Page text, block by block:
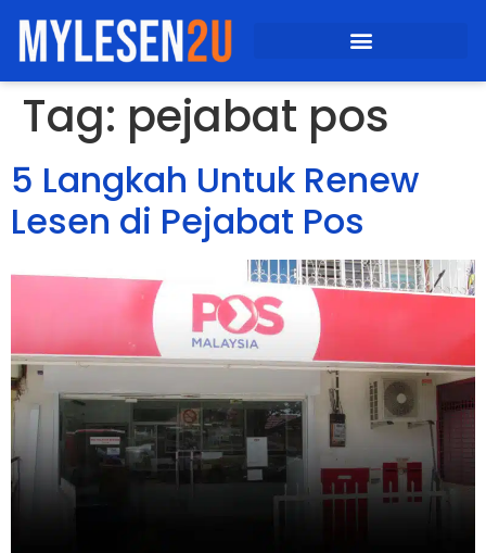
Tag: pejabat pos
5 Langkah Untuk Renew
Lesen di Pejabat Pos